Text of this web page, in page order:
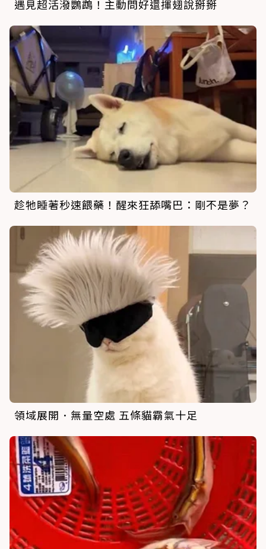
遇見超活潑鸚鵡！主動問好還揮翅說掰掰
趁牠睡著秒速餵藥！醒來狂舔嘴巴：剛不是夢？
領域展開．無量空處 五條貓霸氣十足